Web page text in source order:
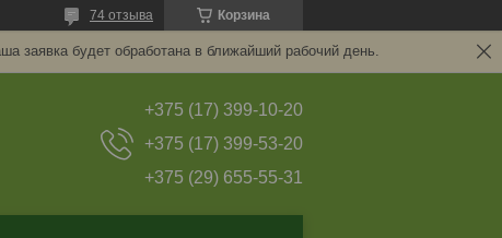
Корзина
74 отзыва
заявка будет обработана в ближайший рабочий день.
+375 (17) 399-10-20
+375 (17) 399-53-20
+375 (29) 655-55-31